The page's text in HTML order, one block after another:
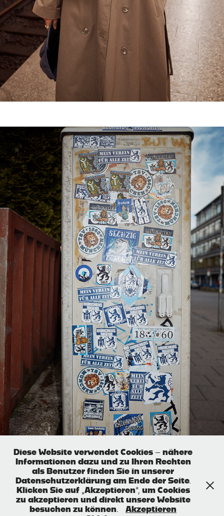
SILBERHORN
Diese Website verwendet Cookies – nähere
Informationen dazu und zu Ihren Rechten
als Benutzer finden Sie in unserer
Datenschutzerklärung am Ende der Seite.
Klicken Sie auf „Akzeptieren“, um Cookies
zu akzeptieren und direkt unsere Website
besuchen zu können.
Akzeptieren